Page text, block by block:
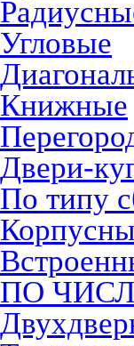
Угловые
Книжные
Двери-
По типу
ПО